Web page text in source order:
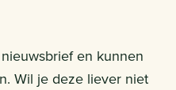
en kunnen
Wil je deze liever niet